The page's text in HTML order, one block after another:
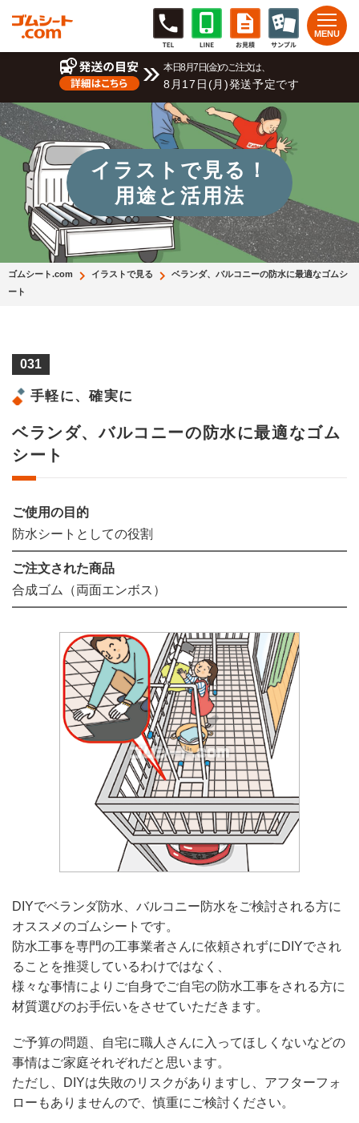
本日8月7日(金)のご注文は、
8月17日(月)発送予定です
イラストで見る！
用途と活用法
ゴムシート.com イラストで見る
ベランダ、バルコニーの防水に最適なゴムシ
ート
031
手軽に、確実に
ベランダ、バルコニーの防水に最適なゴム
シート
ご使用の目的
防水シートとしての役割
ご注文された商品
合成ゴム（両面エンボス）
DIYでベランダ防水、バルコニー防水をご検討される方に
オススメのゴムシートです。
防水工事を専門の工事業者さんに依頼されずにDIYでされ
ることを推奨しているわけではなく、
様々な事情によりご自身でご自宅の防水工事をされる方に
材質選びのお手伝いをさせていただきます。
ご予算の問題、自宅に職人さんに入ってほしくないなどの
事情はご家庭それぞれだと思います。
ただし、DIYは失敗のリスクがありますし、アフターフォ
ローもありませんので、慎重にご検討ください。